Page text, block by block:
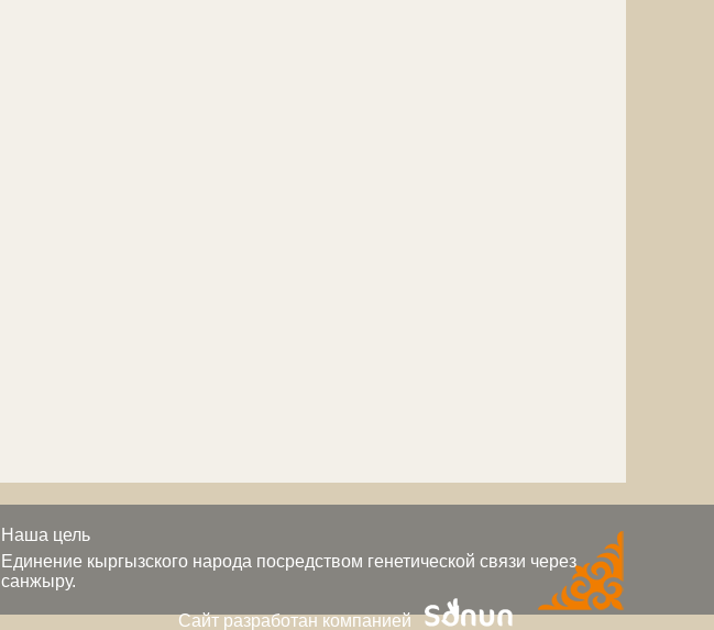
Наша цель
Единение кыргызского народа посредством генетической связи через
санжыру.
Сайт разработан компанией